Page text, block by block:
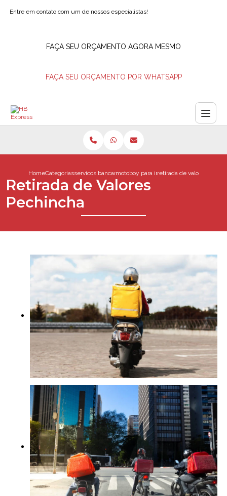
Entre em contato com um de nossos especialistas!
FAÇA SEU ORÇAMENTO AGORA MESMO
FAÇA SEU ORÇAMENTO POR WHATSAPP
HomeCategoriasservicos bancariosmotoboy para ir ao bancoretirada de valores
Retirada de Valores
Pechincha